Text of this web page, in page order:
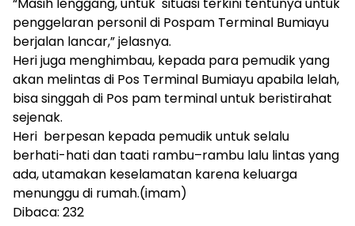
penggelaran personil di Pospam Terminal Bumiayu
berjalan lancar,” jelasnya.
Heri juga menghimbau, kepada para pemudik yang
akan melintas di Pos Terminal Bumiayu apabila lelah,
bisa singgah di Pos pam terminal untuk beristirahat
sejenak.
Heri berpesan kepada pemudik untuk selalu
berhati-hati dan taati rambu–rambu lalu lintas yang
ada, utamakan keselamatan karena keluarga
menunggu di rumah.(imam)
Dibaca: 232